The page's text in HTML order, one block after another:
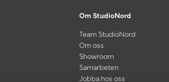
Om StudioNord
Team StudioNord
Om oss
Showroom
Samarbeten
Jobba hos oss